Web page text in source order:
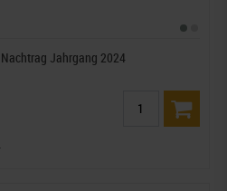
Jahrgang 2024